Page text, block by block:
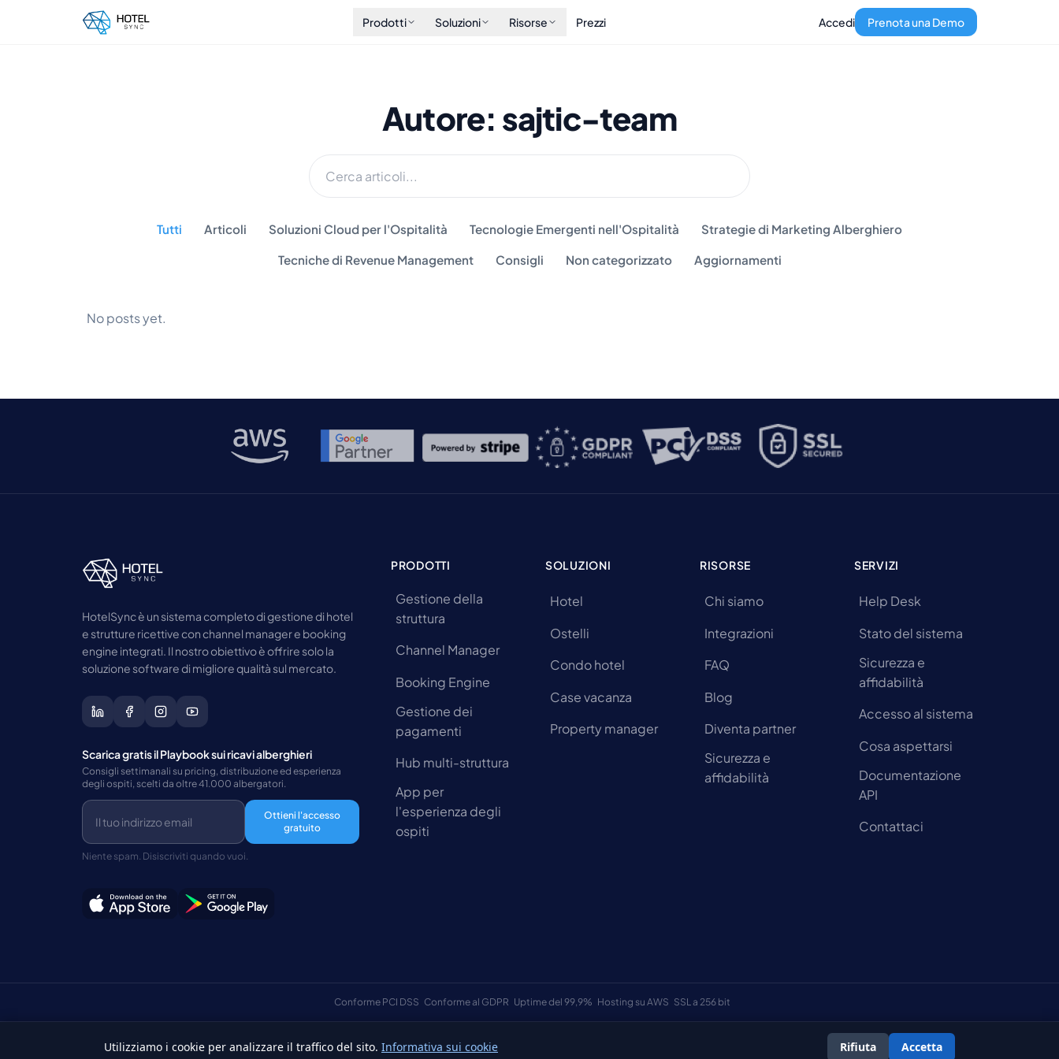
Prodotti Soluzioni Risorse Prezzi Accedi Prenota una Demo
Autore: sajtic-team
Tutti Articoli Soluzioni Cloud per l'Ospitalità Tecnologie Emergenti nell'Ospitalità Strategie di Marketing Alberghiero
Tecniche di Revenue Management Consigli Non categorizzato Aggiornamenti
No posts yet.
HotelSync è un sistema completo di gestione di hotel
e strutture ricettive con channel manager e booking
engine integrati. Il nostro obiettivo è offrire solo la
soluzione software di migliore qualità sul mercato.
Scarica gratis il Playbook sui ricavi alberghieri
Consigli settimanali su pricing, distribuzione ed esperienza
degli ospiti, scelti da oltre 41.000 albergatori.
Ottieni l'accesso
gratuito
Niente spam. Disiscriviti quando vuoi.
PRODOTTI
Gestione della
struttura
Channel Manager
Booking Engine
Gestione dei
pagamenti
Hub multi-struttura
App per
l'esperienza degli
ospiti
SOLUZIONI
Hotel
Ostelli
Condo hotel
Case vacanza
Property manager
RISORSE
Chi siamo
Integrazioni
FAQ
Blog
Diventa partner
Sicurezza e
affidabilità
SERVIZI
Help Desk
Stato del sistema
Sicurezza e
affidabilità
Accesso al sistema
Cosa aspettarsi
Documentazione
API
Contattaci
Conforme PCI DSS Conforme al GDPR Uptime del 99,9% Hosting su AWS SSL a 256 bit
©Copyright 2026 HotelSync. Tutti i diritti riservati. Informativa sulla privacyCookie Policy
Utilizziamo i cookie per analizzare il traffico del sito. Informativa sui cookie Rifiuta Accetta